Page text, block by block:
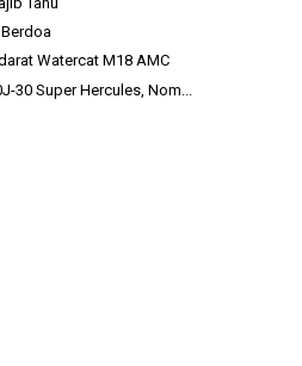
Watercat M18 AMC
30 Super Hercules, Nom...